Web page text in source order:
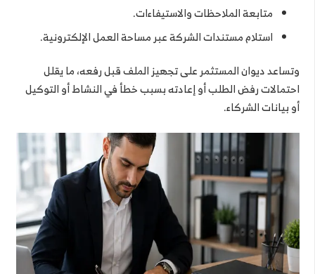
متابعة الملاحظات والاستيفاءات.
استلام مستندات الشركة عبر مساحة العمل الإلكترونية.
وتساعد ديوان المستثمر على تجهيز الملف قبل رفعه، ما يقلل
احتمالات رفض الطلب أو إعادته بسبب خطأ في النشاط أو التوكيل
أو بيانات الشركاء.